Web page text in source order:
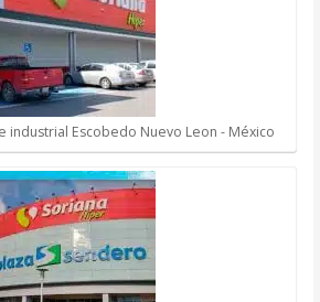
industrial Escobedo Nuevo Leon - México